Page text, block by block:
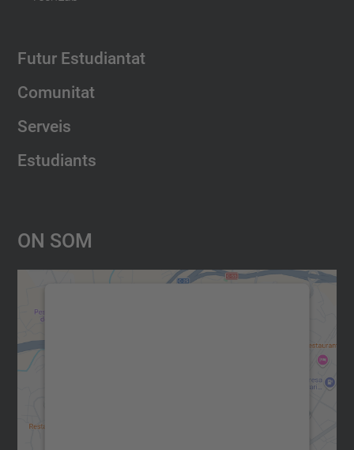
Futur Estudiantat
Comunitat
Serveis
Estudiants
On Som